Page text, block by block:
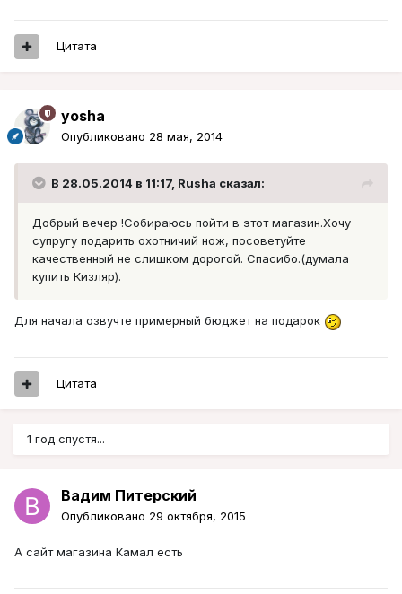
Цитата
yosha
Опубликовано 28 мая, 2014
В 28.05.2014 в 11:17, Rusha сказал:
Добрый вечер !Собираюсь пойти в этот магазин.Хочу
супругу подарить охотничий нож, посоветуйте
качественный не слишком дорогой. Спасибо.(думала
купить Кизляр).
Для начала озвучте примерный бюджет на подарок
Цитата
1 год спустя...
Вадим Питерский
Опубликовано 29 октября, 2015
А сайт магазина Камал есть